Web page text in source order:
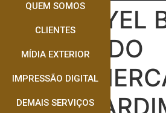
QUEM SOMOS
CLIENTES
MÍDIA EXTERIOR
IMPRESSÃO DIGITAL
DEMAIS SERVIÇOS
RUA HAYEL
– PÁTIO DO
ABV –